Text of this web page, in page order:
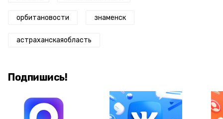
орбитановости знаменск
астраханскаяобласть
Подпишись!